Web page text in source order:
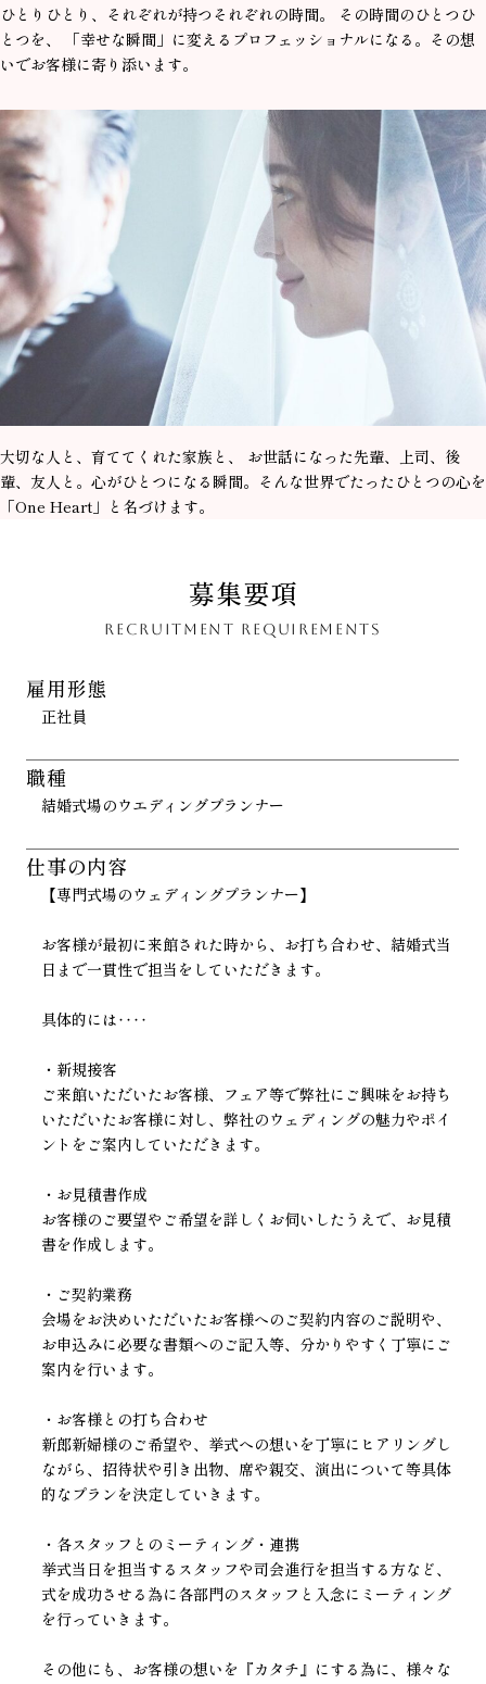
ひとりひとり、それぞれが持つそれぞれの時間。 その時間のひとつひ
とつを、 「幸せな瞬間」に変えるプロフェッショナルになる。その想
いでお客様に寄り添います。
大切な人と、育ててくれた家族と、 お世話になった先輩、上司、後
輩、友人と。心がひとつになる瞬間。そんな世界でたったひとつの心を
「One Heart」と名づけます。
募集要項
RECRUITMENT REQUIREMENTS
雇用形態
正社員
職種
結婚式場のウエディングプランナー
仕事の内容
【専門式場のウェディングプランナー】
お客様が最初に来館された時から、お打ち合わせ、結婚式当
日まで一貫性で担当をしていただきます。
具体的には‥‥
・新規接客
ご来館いただいたお客様、フェア等で弊社にご興味をお持ち
いただいたお客様に対し、弊社のウェディングの魅力やポイ
ントをご案内していただきます。
・お見積書作成
お客様のご要望やご希望を詳しくお伺いしたうえで、お見積
書を作成します。
・ご契約業務
会場をお決めいただいたお客様へのご契約内容のご説明や、
お申込みに必要な書類へのご記入等、分かりやすく丁寧にご
案内を行います。
・お客様との打ち合わせ
新郎新婦様のご希望や、挙式への想いを丁寧にヒアリングし
ながら、招待状や引き出物、席や親交、演出について等具体
的なプランを決定していきます。
・各スタッフとのミーティング・連携
挙式当日を担当するスタッフや司会進行を担当する方など、
式を成功させる為に各部門のスタッフと入念にミーティング
を行っていきます。
その他にも、お客様の想いを『カタチ』にする為に、様々な